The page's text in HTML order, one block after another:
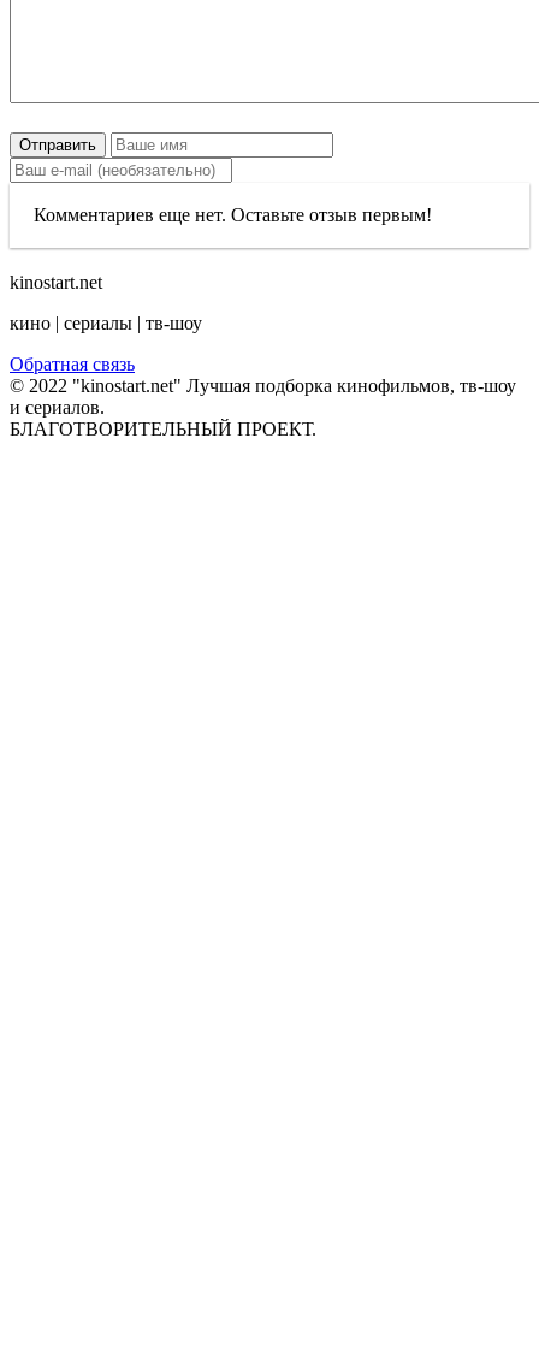
Отправить
Комментариев еще нет. Оставьте отзыв первым!
kinostart.net
кино | сериалы | тв-шоу
Обратная связь
© 2022 "kinostart.net" Лучшая подборка кинофильмов, тв-шоу
и сериалов.
БЛАГОТВОРИТЕЛЬНЫЙ ПРОЕКТ.